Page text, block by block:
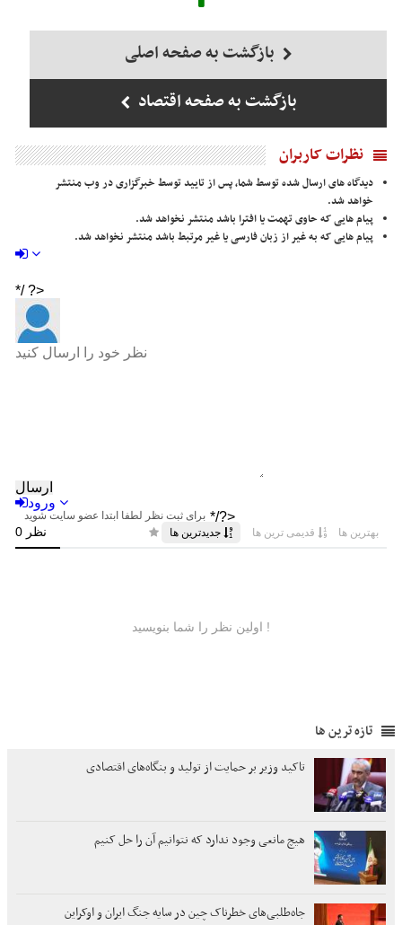
بازگشت به صفحه اصلی
بازگشت به صفحه اقتصاد
نظرات کاربران
دیدگاه های ارسال شده توسط شما، پس از تایید توسط خبرگزاری در وب منتشر
خواهد شد.
پیام هایی که حاوی تهمت یا افترا باشد منتشر نخواهد شد.
پیام هایی که به غیر از زبان فارسی یا غیر مرتبط باشد منتشر نخواهد شد.
تازه ترین ها
تاکید وزیر بر حمایت از تولید و بنگاه‌های اقتصادی
هیچ مانعی وجود ندارد که نتوانیم آن را حل کنیم
جاه‌طلبی‌های خطرناک چین در سایه جنگ‌ ایران و اوکراین